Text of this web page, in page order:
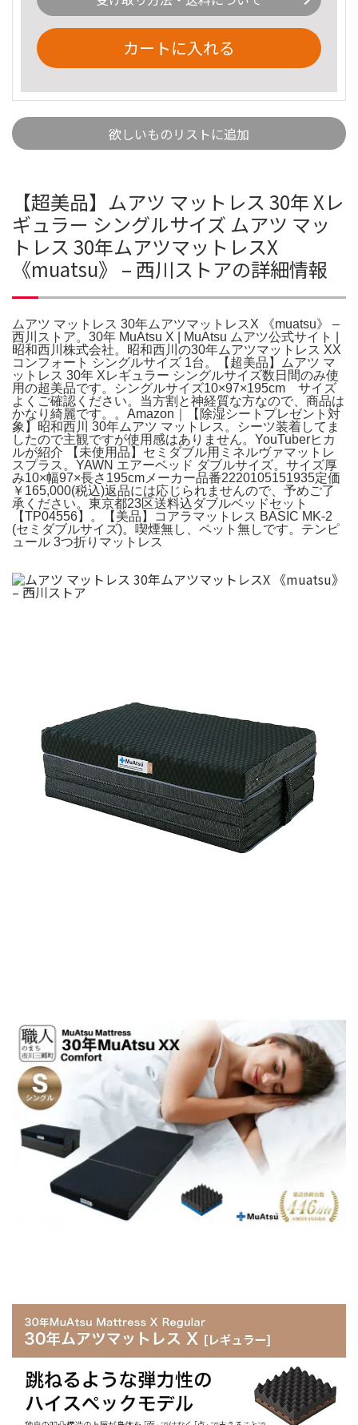
カートに入れる
欲しいものリストに追加
【超美品】ムアツ マットレス 30年 Xレ
ギュラー シングルサイズ ムアツ マッ
トレス 30年ムアツマットレスX
《muatsu》 – 西川ストアの詳細情報
ムアツ マットレス 30年ムアツマットレスX 《muatsu》 –
西川ストア。30年 MuAtsu X | MuAtsu ムアツ公式サイト |
昭和西川株式会社。昭和西川の30年ムアツマットレス XX
コンフォート シングルサイズ 1台。【超美品】ムアツ マ
ットレス 30年 Xレギュラー シングルサイズ数日間のみ使
用の超美品です。シングルサイズ10×97×195cm サイズ
よくご確認ください。当方割と神経質な方なので、商品は
かなり綺麗です。。Amazon｜【除湿シートプレゼント対
象】昭和西川 30年ムアツ マットレス。シーツ装着してま
したので主観ですが使用感はありません。YouTuberヒカ
ルが紹介 【未使用品】セミダブル用ミネルヴァマットレ
スプラス。YAWN エアーベッド ダブルサイズ。サイズ厚
み10×幅97×長さ195cmメーカー品番2220105151935定価
￥165,000(税込)返品には応じられませんので、予めご了
承ください。東京都23区送料込ダブルベッドセット
【TP04556】。【美品】コアラマットレス BASIC MK-2
(セミダブルサイズ)。喫煙無し、ペット無しです。テンピ
ュール 3つ折りマットレス